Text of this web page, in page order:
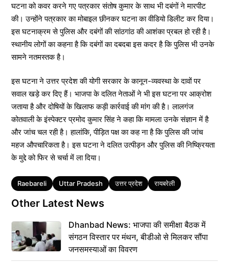
घटना को कवर करने गए पत्रकार संतोष कुमार के साथ भी दबंगों ने मारपीट
की। उन्होंने पत्रकार का मोबाइल छीनकर घटना का वीडियो डिलीट कर दिया।
इस घटनाक्रम से पुलिस और दबंगों की सांठगांठ की आशंका प्रबल हो रही है।
स्थानीय लोगों का कहना है कि दबंगों का दबदबा इस कदर है कि पुलिस भी उनके
सामने नतमस्तक है।
इस घटना ने उत्तर प्रदेश की योगी सरकार के कानून-व्यवस्था के दावों पर
सवाल खड़े कर दिए हैं। भाजपा के दलित नेताओं ने भी इस घटना पर आक्रोश
जताया है और दोषियों के खिलाफ कड़ी कार्रवाई की मांग की है। लालगंज
कोतवाली के इंस्पेक्टर प्रमोद कुमार सिंह ने कहा कि मामला उनके संज्ञान में है
और जांच चल रही है। हालांकि, पीड़ित पक्ष का कह ना है कि पुलिस की जांच
महज औपचारिकता है। इस घटना ने दलित उत्पीड़न और पुलिस की निष्क्रियता
के मुद्दे को फिर से चर्चा में ला दिया।
Tags
Raebareli Uttar Pradesh उत्तर प्रदेश रायबरेली
Other Latest News
Dhanbad News: भाजपा की समीक्षा बैठक में
संगठन विस्तार पर मंथन, बीडीओ से मिलकर सौंपा
जनसमस्याओं का विवरण